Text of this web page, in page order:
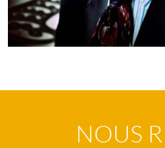
NOUS